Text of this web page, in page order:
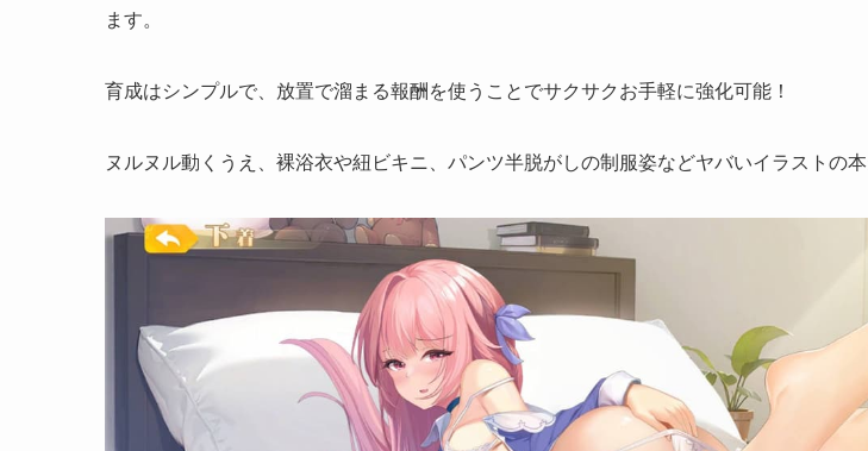
ます。
育成はシンプルで、放置で溜まる報酬を使うことでサクサクお手軽に強化可能！
ヌルヌル動くうえ、 裸浴衣や紐ビキニ、パンツ半脱がしの制服姿などヤバいイラストの